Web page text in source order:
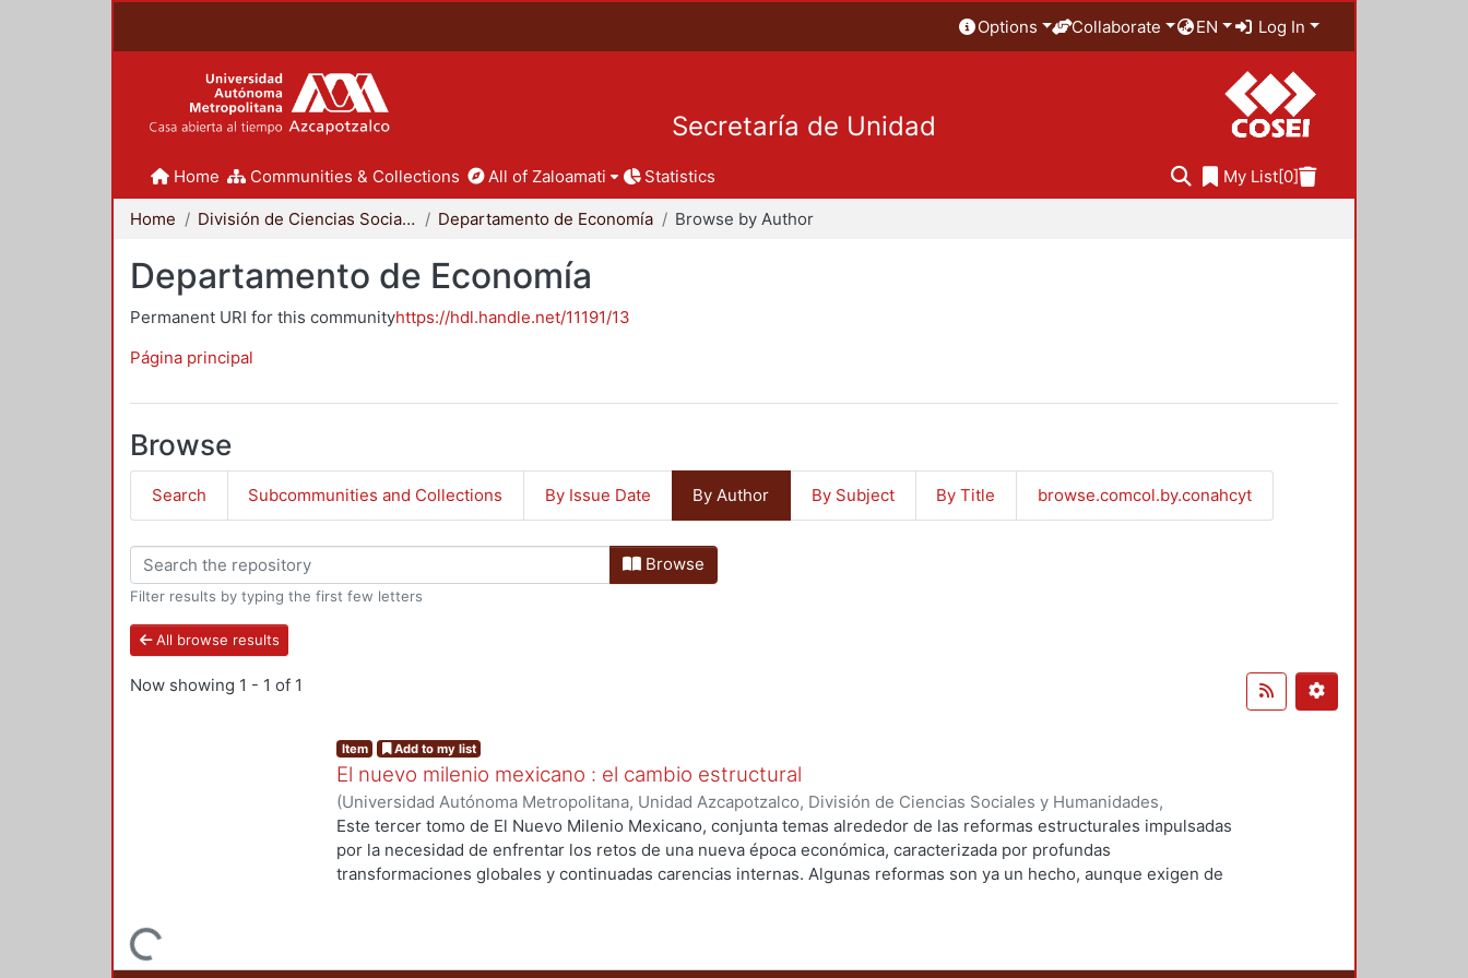
Options Collaborate EN Log In
Secretaría de Unidad
Home Communities & Collections All of Zaloamati Statistics My List[0]
Home División de Ciencias Sociales y Humanidades Departamento de Economía Browse by Author
Departamento de Economía
Permanent URI for this communityhttps://hdl.handle.net/11191/13
Página principal
Browse
Search Subcommunities and Collections By Issue Date By Author By Subject By Title browse.comcol.by.conahcyt
Browse
Filter results by typing the first few letters
All browse results
Now showing 1 - 1 of 1
Item Add to my list
El nuevo milenio mexicano : el cambio estructural
(Universidad Autónoma Metropolitana, Unidad Azcapotzalco, División de Ciencias Sociales y Humanidades,
Departamento de Economía,2004)García Alba Iduñate, Pascual, coordinador ;Gutiérrez Herrera, Lucino,
coordinador;Torres Ramírez, Gabriela, coordinadora;Alberro, José;García Alba Iduñate, Pascual;Jeannot Rossi,
Fernando;Moreno Pérez, Juan;Hibert Sánchez, Abel;Estrada López, José Luis ;Martínez, Gabriel;Arriaga
Este tercer tomo de El Nuevo Milenio Mexicano, conjunta temas alrededor de las reformas estructurales impulsadas
por la necesidad de enfrentar los retos de una nueva época económica, caracterizada por profundas
transformaciones globales y continuadas carencias internas. Algunas reformas son ya un hecho, aunque exigen de